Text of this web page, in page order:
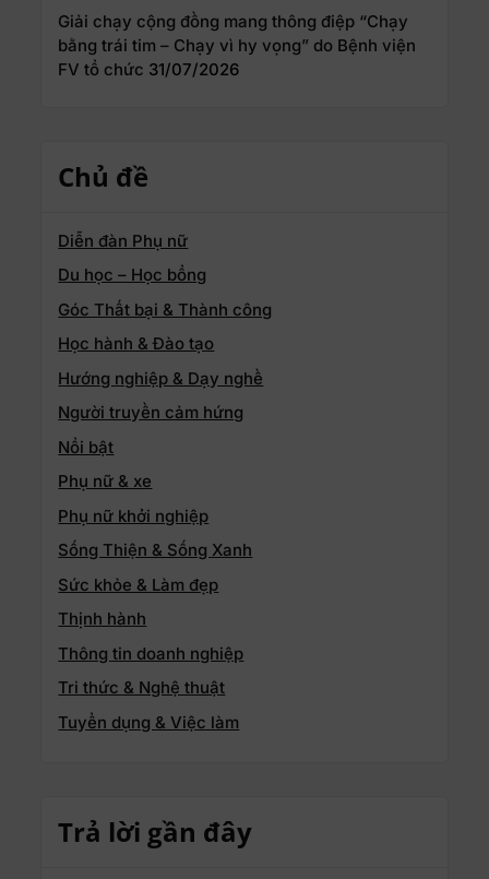
Giải chạy cộng đồng mang thông điệp “Chạy
bằng trái tim – Chạy vì hy vọng” do Bệnh viện
FV tổ chức 31/07/2026
Chủ đề
Diễn đàn Phụ nữ
Du học – Học bổng
Góc Thất bại & Thành công
Học hành & Đào tạo
Hướng nghiệp & Dạy nghề
Người truyền cảm hứng
Nổi bật
Phụ nữ & xe
Phụ nữ khởi nghiệp
Sống Thiện & Sống Xanh
Sức khỏe & Làm đẹp
Thịnh hành
Thông tin doanh nghiệp
Tri thức & Nghệ thuật
Tuyển dụng & Việc làm
Trả lời gần đây